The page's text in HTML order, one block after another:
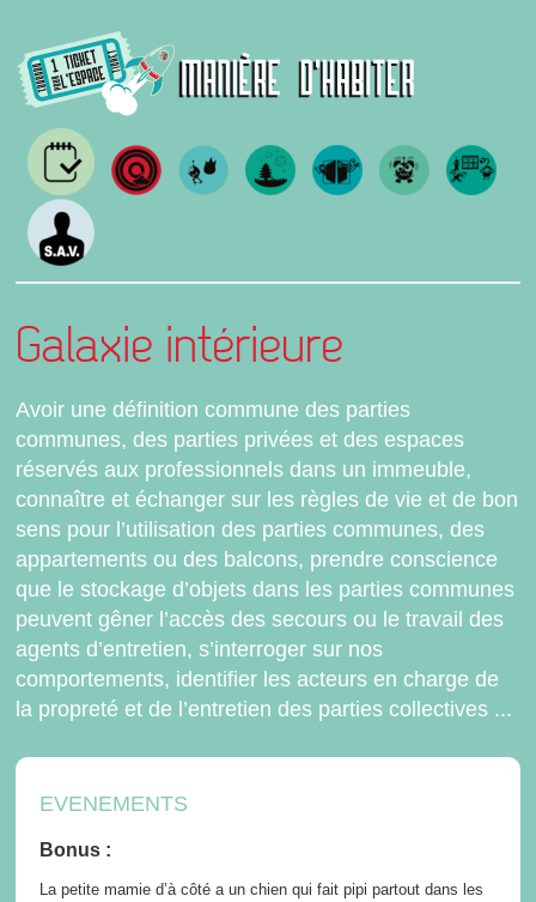
Galaxie intérieure
Avoir une définition commune des parties
communes, des parties privées et des espaces
réservés aux professionnels dans un immeuble,
connaître et échanger sur les règles de vie et de bon
sens pour l’utilisation des parties communes, des
appartements ou des balcons, prendre conscience
que le stockage d’objets dans les parties communes
peuvent gêner l’accès des secours ou le travail des
agents d’entretien, s’interroger sur nos
comportements, identifier les acteurs en charge de
la propreté et de l’entretien des parties collectives ...
EVENEMENTS
Bonus :
La petite mamie d’à côté a un chien qui fait pipi partout dans les